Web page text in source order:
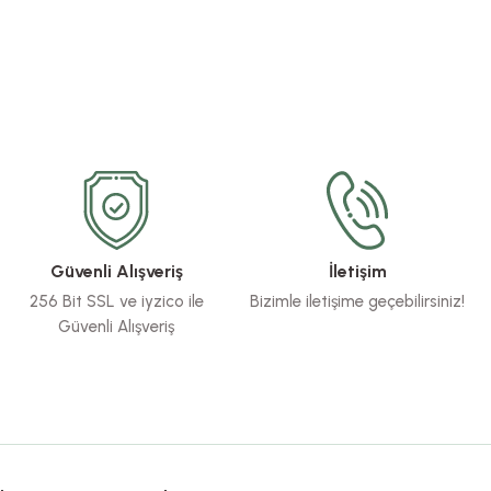
Güvenli Alışveriş
256 Bit SSL ve iyzico ile
Güvenli Alışveriş
İletişim
Bizimle iletişime geçebilirsiniz!